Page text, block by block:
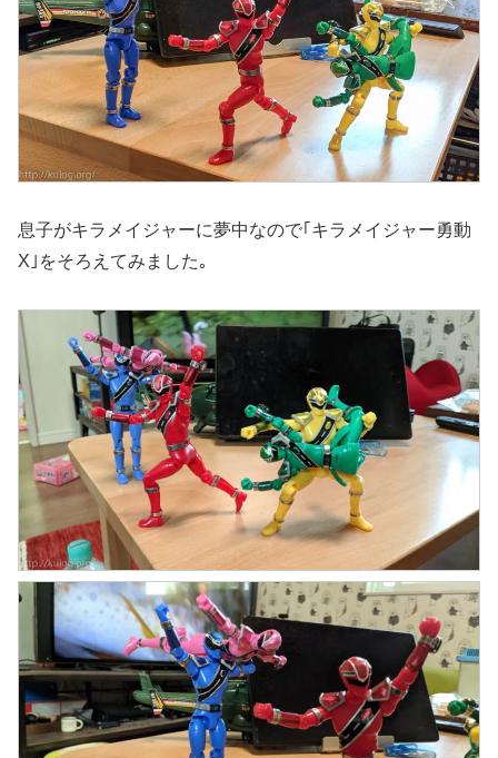
息子がキラメイジャーに夢中なので｢キラメイジャー勇動
X｣をそろえてみました｡